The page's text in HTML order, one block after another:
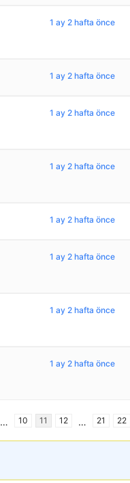
1 ay 2 hafta önce
1 ay 2 hafta önce
1 ay 2 hafta önce
1 ay 2 hafta önce
1 ay 2 hafta önce
1 ay 2 hafta önce
1 ay 2 hafta önce
1 ay 2 hafta önce
… 10 11 12 … 21 22